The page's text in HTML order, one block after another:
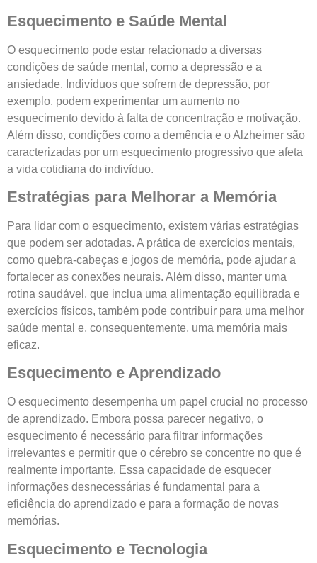
Esquecimento e Saúde Mental
O esquecimento pode estar relacionado a diversas
condições de saúde mental, como a depressão e a
ansiedade. Indivíduos que sofrem de depressão, por
exemplo, podem experimentar um aumento no
esquecimento devido à falta de concentração e motivação.
Além disso, condições como a demência e o Alzheimer são
caracterizadas por um esquecimento progressivo que afeta
a vida cotidiana do indivíduo.
Estratégias para Melhorar a Memória
Para lidar com o esquecimento, existem várias estratégias
que podem ser adotadas. A prática de exercícios mentais,
como quebra-cabeças e jogos de memória, pode ajudar a
fortalecer as conexões neurais. Além disso, manter uma
rotina saudável, que inclua uma alimentação equilibrada e
exercícios físicos, também pode contribuir para uma melhor
saúde mental e, consequentemente, uma memória mais
eficaz.
Esquecimento e Aprendizado
O esquecimento desempenha um papel crucial no processo
de aprendizado. Embora possa parecer negativo, o
esquecimento é necessário para filtrar informações
irrelevantes e permitir que o cérebro se concentre no que é
realmente importante. Essa capacidade de esquecer
informações desnecessárias é fundamental para a
eficiência do aprendizado e para a formação de novas
memórias.
Esquecimento e Tecnologia